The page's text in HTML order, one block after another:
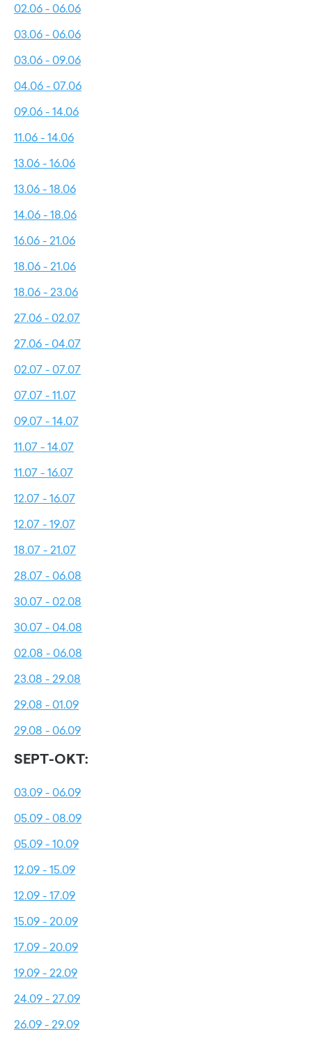
02.06 - 06.06
03.06 - 06.06
03.06 - 09.06
04.06 - 07.06
09.06 - 14.06
11.06 - 14.06
13.06 - 16.06
13.06 - 18.06
14.06 - 18.06
16.06 - 21.06
18.06 - 21.06
18.06 - 23.06
27.06 - 02.07
27.06 - 04.07
02.07 - 07.07
07.07 - 11.07
09.07 - 14.07
11.07 - 14.07
11.07 - 16.07
12.07 - 16.07
12.07 - 19.07
18.07 - 21.07
28.07 - 06.08
30.07 - 02.08
30.07 - 04.08
02.08 - 06.08
23.08 - 29.08
29.08 - 01.09
29.08 - 06.09
SEPT-OKT:
03.09 - 06.09
05.09 - 08.09
05.09 - 10.09
12.09 - 15.09
12.09 - 17.09
15.09 - 20.09
17.09 - 20.09
19.09 - 22.09
24.09 - 27.09
26.09 - 29.09